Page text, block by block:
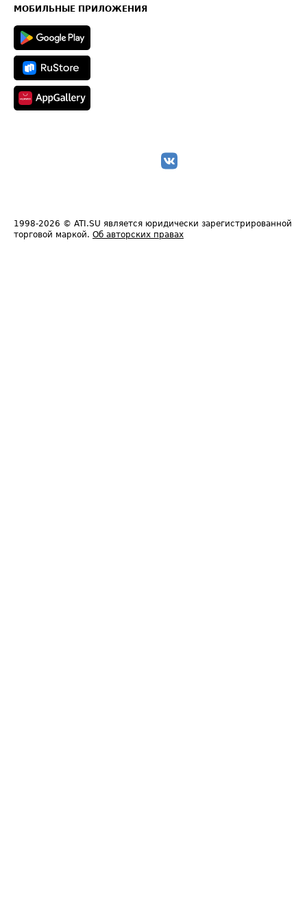
Техническая информация
МОБИЛЬНЫЕ ПРИЛОЖЕНИЯ
1998-2026 © ATI.SU является юридически зарегистрированной
торговой маркой. Об авторских правах